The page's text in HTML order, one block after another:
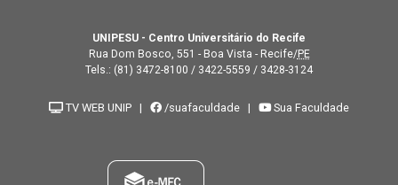
UNIPESU - Centro Universitário do Recife
Rua Dom Bosco, 551 - Boa Vista - Recife/PE
Tels.: (81) 3472-8100 / 3422-5559 / 3428-3124
TV WEB UNIP | /suafaculdade | Sua Faculdade